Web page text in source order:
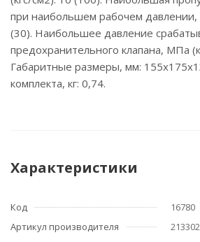
при наибольшем рабочем
(30). Наибольшее давление
предохранительного клапана, МПа
Габаритные размеры, мм:
комплекта, кг: 0,74.
Характеристики
Код
16780
Артикул производителя